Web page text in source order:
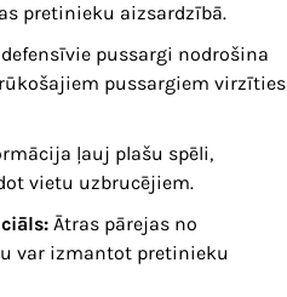
pretinieku aizsardzībā.
pussargi nodrošina
pussargiem virzīties
ļauj plašu spēli,
vietu uzbrucējiem.
Ātras pārejas no
var izmantot pretinieku